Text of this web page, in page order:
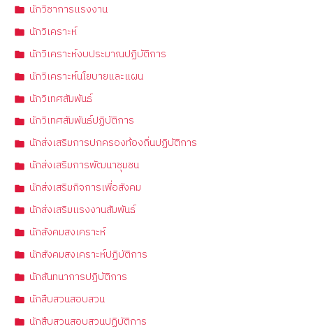
นักวิชาการแรงงาน
นักวิเคราะห์
นักวิเคราะห์งบประมาณปฏิบัติการ
นักวิเคราะห์นโยบายและแผน
นักวิเทศสัมพันธ์
นักวิเทศสัมพันธ์ปฏิบัติการ
นักส่งเสริมการปกครองท้องถิ่นปฏิบัติการ
นักส่งเสริมการพัฒนาชุมชน
นักส่งเสริมกิจการเพื่อสังคม
นักส่งเสริมแรงงานสัมพันธ์
นักสังคมสงเคราะห์
นักสังคมสงเคราะห์ปฏิบัติการ
นักสันทนาการปฏิบัติการ
นักสืบสวนสอบสวน
นักสืบสวนสอบสวนปฏิบัติการ